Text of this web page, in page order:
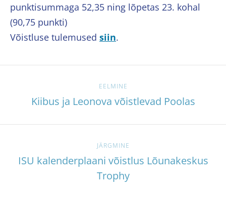
punktisummaga 52,35 ning lõpetas 23. kohal
(90,75 punkti)
Võistluse tulemused siin.
EELMINE
Kiibus ja Leonova võistlevad Poolas
JÄRGMINE
ISU kalenderplaani võistlus Lõunakeskus
Trophy